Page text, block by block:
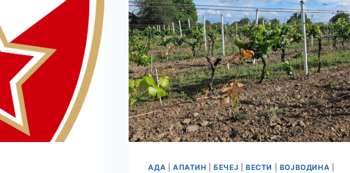
АДА АПАТИН |БЕЧЕЈ |ВЕСТИ ВОЈВОДИНА